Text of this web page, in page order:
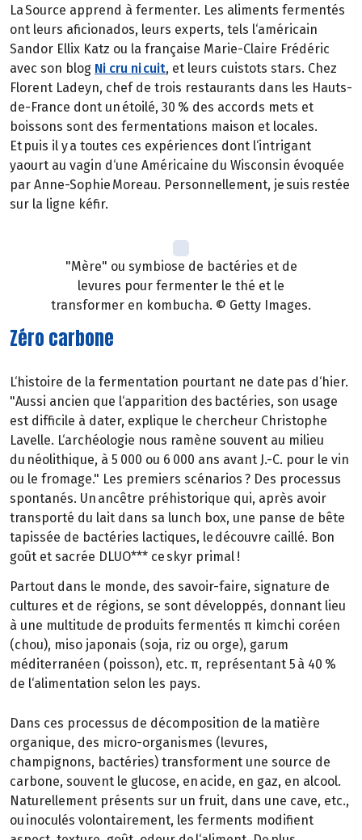
La Source apprend à fermenter. Les aliments fermentés
ont leurs aficionados, leurs experts, tels l‘américain
Sandor Ellix Katz ou la française Marie-Claire Frédéric
avec son blog Ni cru ni cuit, et leurs cuistots stars. Chez
Florent Ladeyn, chef de trois restaurants dans les Hauts-
de-France dont un étoilé, 30 % des accords mets et
boissons sont des fermentations maison et locales.
Et puis il y a toutes ces expériences dont l‘intrigant
yaourt au vagin d‘une Américaine du Wisconsin évoquée
par Anne-Sophie Moreau. Personnellement, je suis restée
sur la ligne kéfir.
"Mère" ou symbiose de bactéries et de
levures pour fermenter le thé et le
transformer en kombucha. © Getty Images.
Zéro carbone
L‘histoire de la fermentation pourtant ne date pas d‘hier.
"Aussi ancien que l‘apparition des bactéries, son usage
est difficile à dater, explique le chercheur Christophe
Lavelle. L‘archéologie nous ramène souvent au milieu
du néolithique, à 5 000 ou 6 000 ans avant J.-C. pour le vin
ou le fromage." Les premiers scénarios ? Des processus
spontanés. Un ancêtre préhistorique qui, après avoir
transporté du lait dans sa lunch box, une panse de bête
tapissée de bactéries lactiques, le découvre caillé. Bon
goût et sacrée DLUO*** ce skyr primal !
Partout dans le monde, des savoir-faire, signature de
cultures et de régions, se sont développés, donnant lieu
à une multitude de produits fermentés π kimchi coréen
(chou), miso japonais (soja, riz ou orge), garum
méditerranéen (poisson), etc. π, représentant 5 à 40 %
de l‘alimentation selon les pays.
Dans ces processus de décomposition de la matière
organique, des micro-organismes (levures,
champignons, bactéries) transforment une source de
carbone, souvent le glucose, en acide, en gaz, en alcool.
Naturellement présents sur un fruit, dans une cave, etc.,
ou inoculés volontairement, les ferments modifient